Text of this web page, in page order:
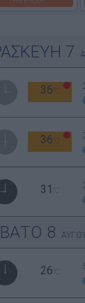
7
36
36
31
8
26